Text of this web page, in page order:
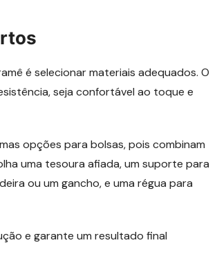
é selecionar materiais adequados. O
seja confortável ao toque e
opções para bolsas, pois combinam
uma tesoura afiada, um suporte para
ou um gancho, e uma régua para
e garante um resultado final